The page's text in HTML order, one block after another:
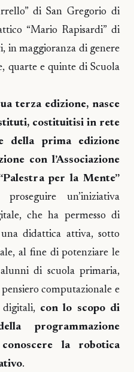
di San Gregorio di
“Mario Rapisardi” di
in maggioranza di genere
quarte e quinte di Scuola
terza edizione, nasce
costituitisi in rete
della prima edizione
con l’Associazione
per la Mente”
un’iniziativa
che ha permesso di
didattica attiva, sotto
al fine di potenziare le
di scuola primaria,
computazionale e
con lo scopo di
programmazione
la robotica
.